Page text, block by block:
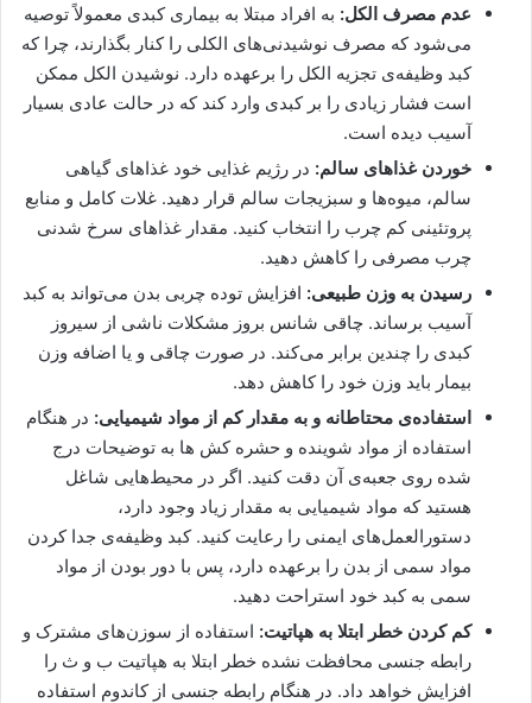
عدم مصرف الکل: به افراد مبتلا به بیماری کبدی معمولاً توصیه
می‌شود که مصرف نوشیدنی‌های الکلی را کنار بگذارند، چرا که
کبد وظیفه‌ی تجزیه الکل را برعهده دارد. نوشیدن الکل ممکن
است فشار زیادی را بر کبدی وارد کند که در حالت عادی بسیار
آسیب دیده است.
خوردن غذاهای سالم: در رژیم غذایی خود غذاهای گیاهی
سالم، میوه‌ها و سبزیجات سالم قرار دهید. غلات کامل و منابع
پروتئینی کم چرب را انتخاب کنید. مقدار غذاهای سرخ شدنی
چرب مصرفی را کاهش دهید.
رسیدن به وزن طبیعی: افزایش توده چربی بدن می‌تواند به کبد
آسیب برساند. چاقی شانس بروز مشکلات ناشی از سیروز
کبدی را چندین برابر می‌کند. در صورت چاقی و یا اضافه وزن
بیمار باید وزن خود را کاهش دهد.
استفاده‌ی محتاطانه و به مقدار کم از مواد شیمیایی: در هنگام
استفاده از مواد شوینده و حشره کش ها به توضیحات درج
شده روی جعبه‌ی آن دقت کنید. اگر در محیط‌هایی شاغل
هستید که مواد شیمیایی به مقدار زیاد وجود دارد،
دستورالعمل‌های ایمنی را رعایت کنید. کبد وظیفه‌ی جدا کردن
مواد سمی از بدن را برعهده دارد، پس با دور بودن از مواد
سمی به کبد خود استراحت دهید.
کم کردن خطر ابتلا به هپاتیت: استفاده از سوزن‌های مشترک و
رابطه جنسی محافظت نشده خطر ابتلا به هپاتیت ب و ث را
افزایش خواهد داد. در هنگام رابطه جنسی از کاندوم استفاده